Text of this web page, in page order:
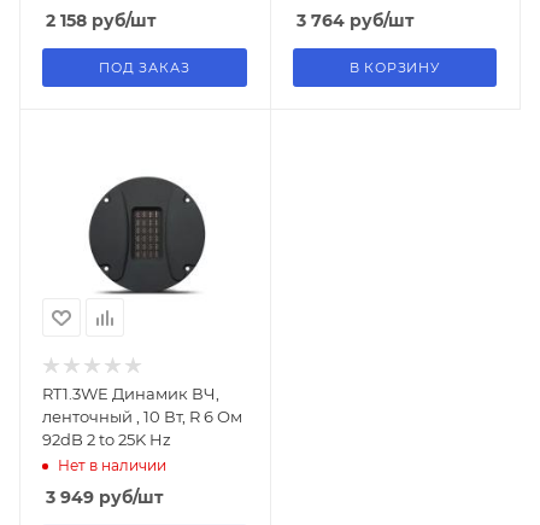
2 158 руб/шт
ПОД ЗАКАЗ
3 764руб/шт
В КОРЗИНУ
RT1.3WE Динамик ВЧ,
ленточный , 10 Вт, R 6 Ом
92dB 2 to 25K Hz
Нет в наличии
3 949 руб/шт